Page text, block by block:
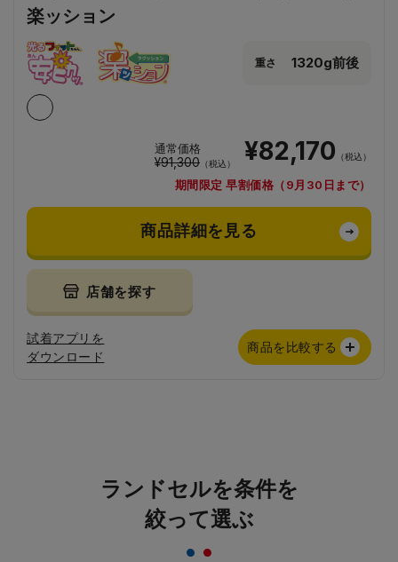
楽ッション
重さ 1320g前後
通常価格
¥91,300 （税込） ¥82,170 （税込）
期間限定 早割価格（9月30日まで）
商品詳細を見る
店舗を探す
試着アプリを
ダウンロード
商品を比較する
ランドセルを条件を
絞って選ぶ